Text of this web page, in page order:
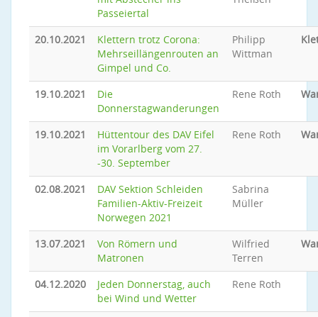
Passeiertal
20.10.2021
Klettern trotz Corona:
Mehrseillängenrouten an
Gimpel und Co.
Philipp
Wittman
19.10.2021
Die
Donnerstagwanderungen
Rene Roth
19.10.2021
Hüttentour des DAV Eifel
im Vorarlberg vom 27.
-30. September
Rene Roth
02.08.2021
DAV Sektion Schleiden
Familien-Aktiv-Freizeit
Norwegen 2021
Sabrina
Müller
13.07.2021
Von Römern und
Matronen
Wilfried
Terren
04.12.2020
Jeden Donnerstag, auch
bei Wind und Wetter
Rene Roth